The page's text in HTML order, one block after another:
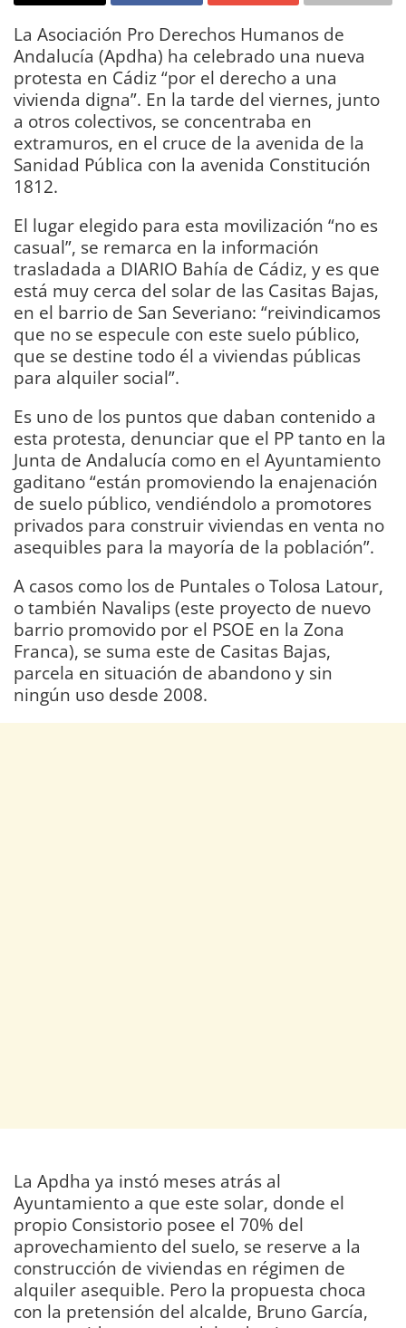
La Asociación Pro Derechos Humanos de
Andalucía (Apdha) ha celebrado una nueva
protesta en Cádiz “por el derecho a una
vivienda digna”. En la tarde del viernes, junto
a otros colectivos, se concentraba en
extramuros, en el cruce de la avenida de la
Sanidad Pública con la avenida Constitución
1812.
El lugar elegido para esta movilización “no es
casual”, se remarca en la información
trasladada a DIARIO Bahía de Cádiz, y es que
está muy cerca del solar de las Casitas Bajas,
en el barrio de San Severiano: “reivindicamos
que no se especule con este suelo público,
que se destine todo él a viviendas públicas
para alquiler social”.
Es uno de los puntos que daban contenido a
esta protesta, denunciar que el PP tanto en la
Junta de Andalucía como en el Ayuntamiento
gaditano “están promoviendo la enajenación
de suelo público, vendiéndolo a promotores
privados para construir viviendas en venta no
asequibles para la mayoría de la población”.
A casos como los de Puntales o Tolosa Latour,
o también Navalips (este proyecto de nuevo
barrio promovido por el PSOE en la Zona
Franca), se suma este de Casitas Bajas,
parcela en situación de abandono y sin
ningún uso desde 2008.
La Apdha ya instó meses atrás al
Ayuntamiento a que este solar, donde el
propio Consistorio posee el 70% del
aprovechamiento del suelo, se reserve a la
construcción de viviendas en régimen de
alquiler asequible. Pero la propuesta choca
con la pretensión del alcalde, Bruno García,